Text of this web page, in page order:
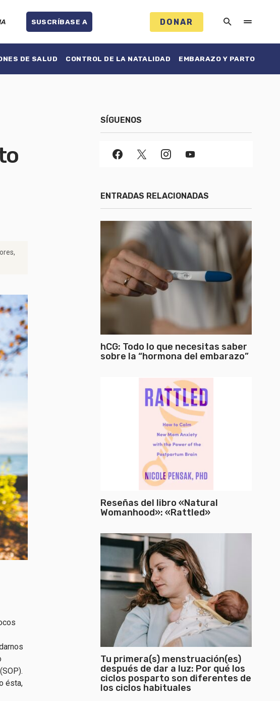
SUSCRÍBASE A DONAR
DE SALUD CONTROL DE LA NATALIDAD EMBARAZO Y PARTO
ésta,
SÍGUENOS
ENTRADAS RELACIONADAS
hCG: Todo lo que necesitas saber
sobre la “hormona del embarazo”
Reseñas del libro «Natural
Womanhood»: «Rattled»
Tu primera(s) menstruación(es)
después de dar a luz: Por qué los
ciclos posparto son diferentes de
los ciclos habituales